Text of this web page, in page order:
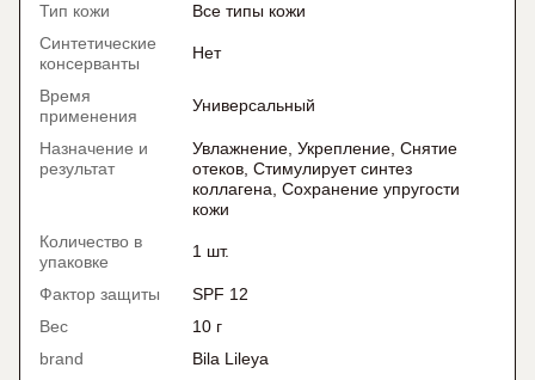
Тип кожи
Все типы кожи
Синтетические
консерванты
Нет
Время
применения
Универсальный
Назначение и
результат
Увлажнение, Укрепление, Снятие
отеков, Стимулирует синтез
коллагена, Сохранение упругости
кожи
Количество в
упаковке
1 шт.
Фактор защиты
SPF 12
Вес
10 г
brand
Bila Lileya